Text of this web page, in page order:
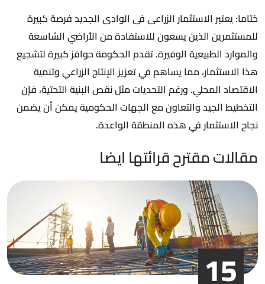
ختاما: يعتبر الاستثمار الزراعى فى الوادى الجديد فرصة كبيرة
للمستثمرين الذين يسعون للاستفادة من الأراضي الشاسعة
والموارد الطبيعية الوفيرة. تقدم الحكومة حوافز كبيرة لتشجيع
هذا الاستثمار، مما يساهم في تعزيز الإنتاج الزراعي وتنمية
الاقتصاد المحلي. ورغم التحديات مثل نقص البنية التحتية، فإن
التخطيط الجيد والتعاون مع الجهات الحكومية يمكن أن يضمن
نجاح الاستثمار في هذه المنطقة الواعدة.
مقالات مقترح قرائتها ايضا
15